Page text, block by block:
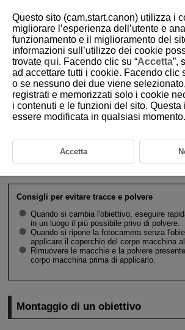
D180-019
Inserimento e disinserimento
obiettivi RF/RF-S
Montaggio di un obiettivo
Rimozione di un obiettivo
Attenzione
Consigli per evitare tracce e polvere
Quando si cambia l'obiettivo, eseguire
in un luogo il più possibile privo di polvere.
Quando si ripone la fotocamera senza
applicare il coperchio del corpo macchina
Rimuovere le macchie e la polvere
corpo macchina prima di applicarlo.
Montaggio di un obiettivo
Questo sito (cam.start.canon) utilizza i
migliorare l’esperienza dell’utente e
funzionamento e il miglioramento del
informazioni sull’utilizzo dei cookie
trovate qui. Facendo clic su “Accetta”,
ad accettare tutti i cookie. Facendo clic
o se nessuno dei due viene
registrati e memorizzati solo i cookie
i contenuti e le funzioni del sito.
essere modificata in qualsiasi momento.
Accetta